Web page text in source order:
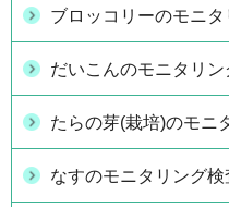
ブロッコリーのモニ
だいこんのモニタリ
たらの芽(栽培)のモニ
なすのモニタリング検